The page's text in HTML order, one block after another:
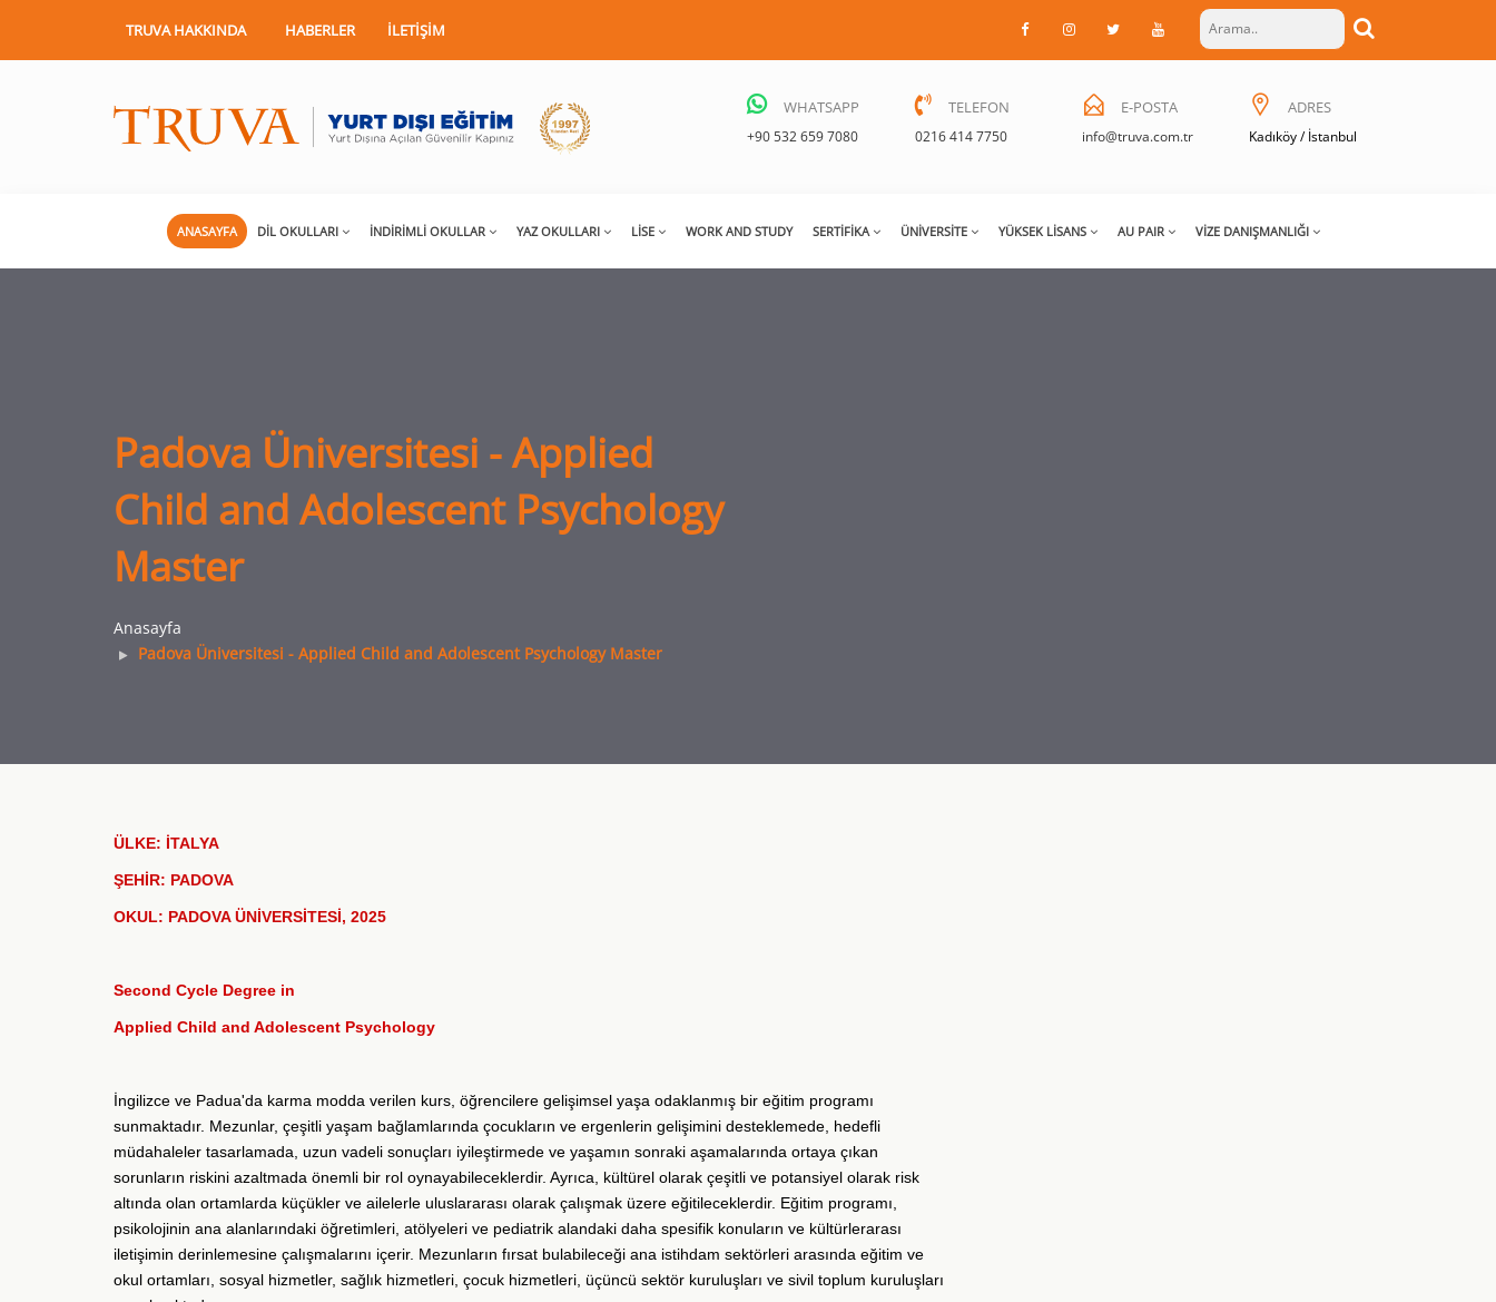
TRUVA HAKKINDA HABERLER İLETIŞIM
ADRES
Kadıköy / İstanbul
E-POSTA
info@truva.com.tr
TELEFON
0216 414 7750
WHATSAPP
+90 532 659 7080
ANASAYFA DIL OKULLARI İNDIRIMLI OKULLAR YAZ OKULLARI LISE WORK AND STUDY SERTIFIKA ÜNIVERSITE YÜKSEK LISANS AU PAIR VIZE DANIŞMANLIĞI
Padova Üniversitesi - Applied
Child and Adolescent Psychology
Master
Anasayfa
Padova Üniversitesi - Applied Child and Adolescent Psychology Master
ÜLKE: İTALYA
ŞEHİR: PADOVA
OKUL: PADOVA ÜNİVERSİTESİ, 2025
Second Cycle Degree in
Applied Child and Adolescent Psychology
İngilizce ve Padua'da karma modda verilen kurs, öğrencilere gelişimsel yaşa odaklanmış bir eğitim programı
sunmaktadır. Mezunlar, çeşitli yaşam bağlamlarında çocukların ve ergenlerin gelişimini desteklemede, hedefli
müdahaleler tasarlamada, uzun vadeli sonuçları iyileştirmede ve yaşamın sonraki aşamalarında ortaya çıkan
sorunların riskini azaltmada önemli bir rol oynayabileceklerdir. Ayrıca, kültürel olarak çeşitli ve potansiyel olarak risk
altında olan ortamlarda küçükler ve ailelerle uluslararası olarak çalışmak üzere eğitileceklerdir. Eğitim programı,
psikolojinin ana alanlarındaki öğretimleri, atölyeleri ve pediatrik alandaki daha spesifik konuların ve kültürlerarası
iletişimin derinlemesine çalışmalarını içerir. Mezunların fırsat bulabileceği ana istihdam sektörleri arasında eğitim ve
okul ortamları, sosyal hizmetler, sağlık hizmetleri, çocuk hizmetleri, üçüncü sektör kuruluşları ve sivil toplum kuruluşları